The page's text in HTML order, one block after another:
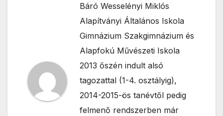
Báró Wesselényi Miklós
Alapítványi Általános Iskola
Gimnázium Szakgimnázium és
Alapfokú Művészeti Iskola
2013 őszén indult alsó
tagozattal (1-4. osztályig),
2014-2015-ös tanévtől pedig
felmenő rendszerben már